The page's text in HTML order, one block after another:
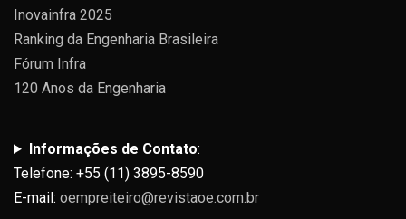
Inovainfra 2025
Ranking da Engenharia Brasileira
Fórum Infra
120 Anos da Engenharia
Informações de Contato:
Telefone: +55 (11) 3895-8590
E-mail: oempreiteiro@revistaoe.com.br